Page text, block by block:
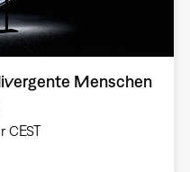
Menschen
CEST